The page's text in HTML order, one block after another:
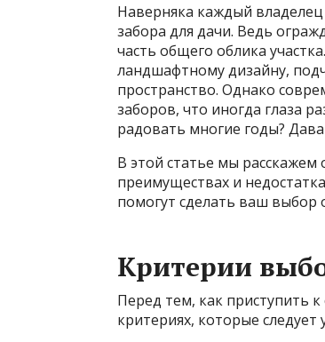
Наверняка каждый владелец
забора для дачи. Ведь
часть общего облика
ландшафтному дизайну,
пространство. Однако
заборов, что иногда глаза
радовать многие годы?
В этой статье мы расскажем
преимуществах и
помогут сделать ваш выбор
Критерии
Перед тем, как приступить
критериях, которые